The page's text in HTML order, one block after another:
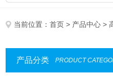
当前位置：首页 > 产品中心 >
产品分类 PRODUCT